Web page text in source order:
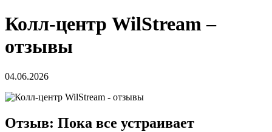
Колл-центр WilStream –
отзывы
04.06.2026
Отзыв: Пока все устраивает